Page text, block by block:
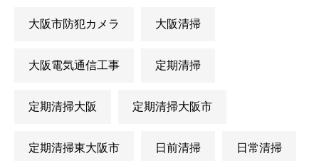
大阪市防犯カメラ 大阪清掃
大阪電気通信工事 定期清掃
定期清掃大阪 定期清掃大阪市
定期清掃東大阪市 日前清掃 日常清掃